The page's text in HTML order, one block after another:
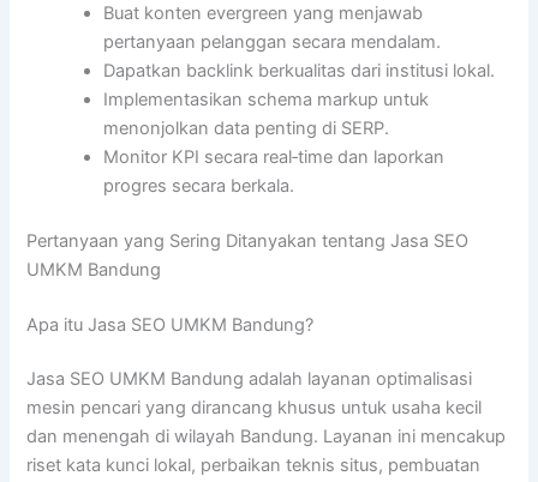
Buat konten evergreen yang menjawab
pertanyaan pelanggan secara mendalam.
Dapatkan backlink berkualitas dari institusi lokal.
Implementasikan schema markup untuk
menonjolkan data penting di SERP.
Monitor KPI secara real‑time dan laporkan
progres secara berkala.
Pertanyaan yang Sering Ditanyakan tentang Jasa SEO
UMKM Bandung
Apa itu Jasa SEO UMKM Bandung?
Jasa SEO UMKM Bandung adalah layanan optimalisasi
mesin pencari yang dirancang khusus untuk usaha kecil
dan menengah di wilayah Bandung. Layanan ini mencakup
riset kata kunci lokal, perbaikan teknis situs, pembuatan